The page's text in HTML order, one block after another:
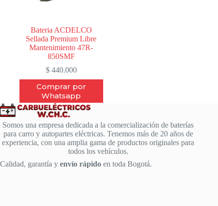
Bateria ACDELCO
Sellada Premium Libre
Mantenimiento 47R-
850SMF
$440.000
Comprar por
Whatsapp
Somos una empresa dedicada a la comercialización de baterías
para carro y autopartes eléctricas. Tenemos más de 20 años de
experiencia, con una amplia gama de productos originales para
todos los vehículos.
Calidad, garantía y envío rápido en toda Bogotá.